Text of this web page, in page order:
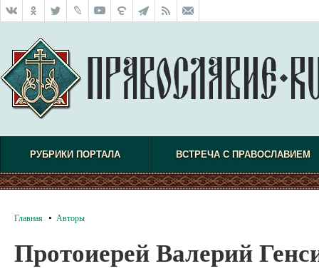
РУБРИКИ ПОРТАЛА ВСТРЕЧА С ПРАВОСЛАВИЕМ
Главная Авторы
Протоиерей Валерий